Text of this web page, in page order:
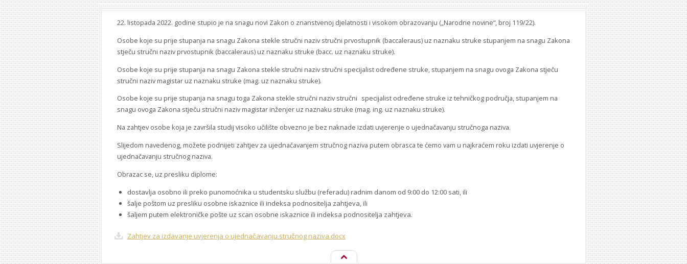
22. listopada 2022. godine stupio je na snagu novi Zakon o znanstvenoj djelatnosti i visokom obrazovanju („Narodne novine“, broj 119/22).
Osobe koje su prije stupanja na snagu Zakona stekle stručni naziv stručni prvostupnik (baccaleraus) uz naznaku struke stupanjem na snagu Zakona
stječu stručni naziv prvostupnik (baccaleraus) uz naznaku struke (bacc. uz naznaku struke).
Osobe koje su prije stupanja na snagu Zakona stekle stručni naziv stručni specijalist određene struke, stupanjem na snagu ovoga Zakona stječu
stručni naziv magistar uz naznaku struke (mag. uz naznaku struke).
Osobe koje su prije stupanja na snagu toga Zakona stekle stručni naziv stručni specijalist određene struke iz tehničkog područja, stupanjem na
snagu ovoga Zakona stječu stručni naziv magistar inženjer uz naznaku struke (mag. ing. uz naznaku struke).
Na zahtjev osobe koja je završila studij visoko učilište obvezno je bez naknade izdati uvjerenje o ujednačavanju stručnoga naziva.
Slijedom navedenog, možete podnijeti zahtjev za ujednačavanjem stručnog naziva putem obrasca te ćemo vam u najkraćem roku izdati uvjerenje o
ujednačavanju stručnog naziva.
Obrazac se, uz presliku diplome:
dostavlja osobno ili preko punomoćnika u studentsku službu (referadu) radnim danom od 9:00 do 12:00 sati, ili
šalje poštom uz presliku osobne iskaznice ili indeksa podnositelja zahtjeva, ili
šaljem putem elektroničke pošte uz scan osobne iskaznice ili indeksa podnositelja zahtjeva.
Zahtjev za izdavanje uvjerenja o ujednačavanju stručnog naziva.docx